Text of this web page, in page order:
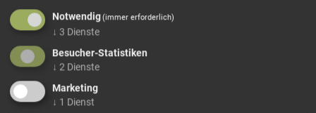
Vorgekocht und alles Natur!
DIE ONE-POT-MAHLZEITEN VON TIBERINO, DIE
EINFACHSTE ART ITALIENISCH ZU ESSEN
Die italienischen Eintopfgerichte von Tiberino sind perfekt
für alle, die eine einfache, schmackhafte und authentische
italienische Mahlzeit suchen. 100% natürlich, frei von
Chemikalien, ohne Zucker- und Fettzusatz. Frei von
Notwendig(immer erforderlich)
↓ 3 Dienste
Besucher-Statistiken
↓ 2 Dienste
Marketing
↓ 1 Dienst